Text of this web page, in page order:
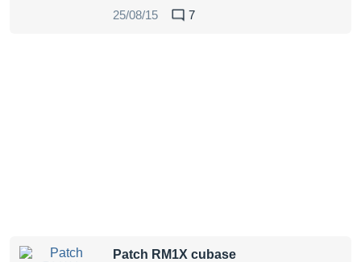
25/08/15
7
Patch RM1X cubase